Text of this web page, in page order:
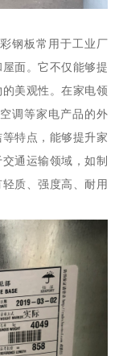
钢板常用于工业厂
面。它不仅能够提
美观性。在家电领
调等家电产品的外
特点，能够提升家
通运输领域，如制
质、强度高、耐用